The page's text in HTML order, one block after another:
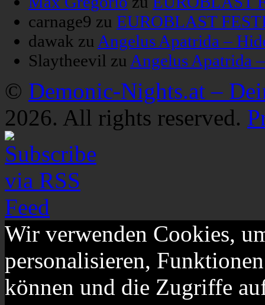
carnage9 zu EUROBLAST
dawak zu Angelus Apatrida –
Slaytheevil zu Angelus Apatrida
© Demonic-Nights.at –
2026. All rights reserved.
Wir verwenden Cookies,
personalisieren,
können und die Zugriffe